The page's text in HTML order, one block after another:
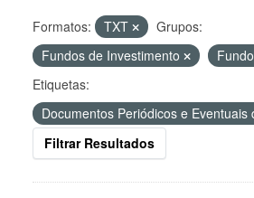
Formatos: TXT
Grupos:
Fundos de Investimento
Etiquetas:
Documentos Periódicos e Eventuais
Filtrar Resultados